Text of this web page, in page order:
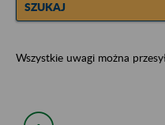
SZUKAJ
Wszystkie uwagi można